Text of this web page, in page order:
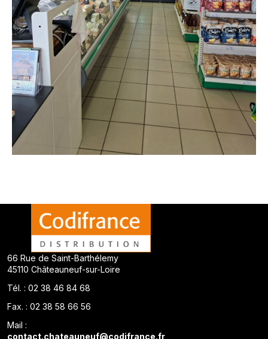
66 Rue de Saint-Barthélemy
45110 Châteauneuf-sur-Loire
Tél. : 02 38 46 84 68
Fax. : 02 38 58 66 56
Mail :
contact.chateauneuf@codifrance.fr